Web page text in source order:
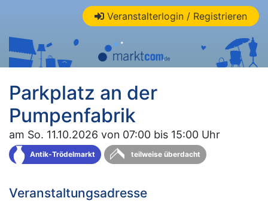
Veranstalterlogin / Registrieren
Parkplatz an der
Pumpenfabrik
am So. 11.10.2026 von 07:00 bis 15:00 Uhr
Antik-Trödelmarkt teilweise überdacht
Veranstaltungsadresse